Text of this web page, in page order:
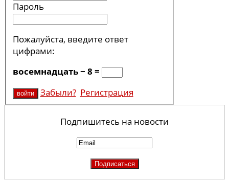
Пароль
Пожалуйста, введите ответ
цифрами:
восемнадцать − 8 =
Забыли? Регистрация
Подпишитесь на новости